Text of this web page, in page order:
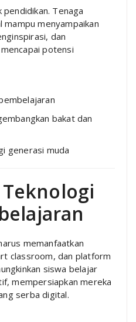
Tenaga
menyampaikan
dan
potensi
bakat dan
generasi muda
memanfaatkan
classroom, dan platform
siswa belajar
mempersiapkan mereka
serba digital.